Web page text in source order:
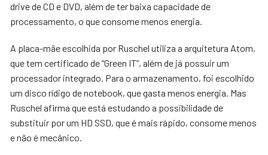
drive de CD e DVD, além de ter baixa capacidade de
processamento, o que consome menos energia.
A placa-mãe escolhida por Ruschel utiliza a arquitetura Atom,
que tem certificado de “Green IT”, além de já possuir um
processador integrado. Para o armazenamento, foi escolhido
um disco rídigo de notebook, que gasta menos energia. Mas
Ruschel afirma que está estudando a possibilidade de
substituir por um HD SSD, que é mais rápido, consome menos
e não é mecânico.